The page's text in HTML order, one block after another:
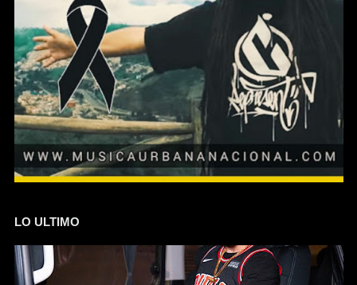
LO ULTIMO